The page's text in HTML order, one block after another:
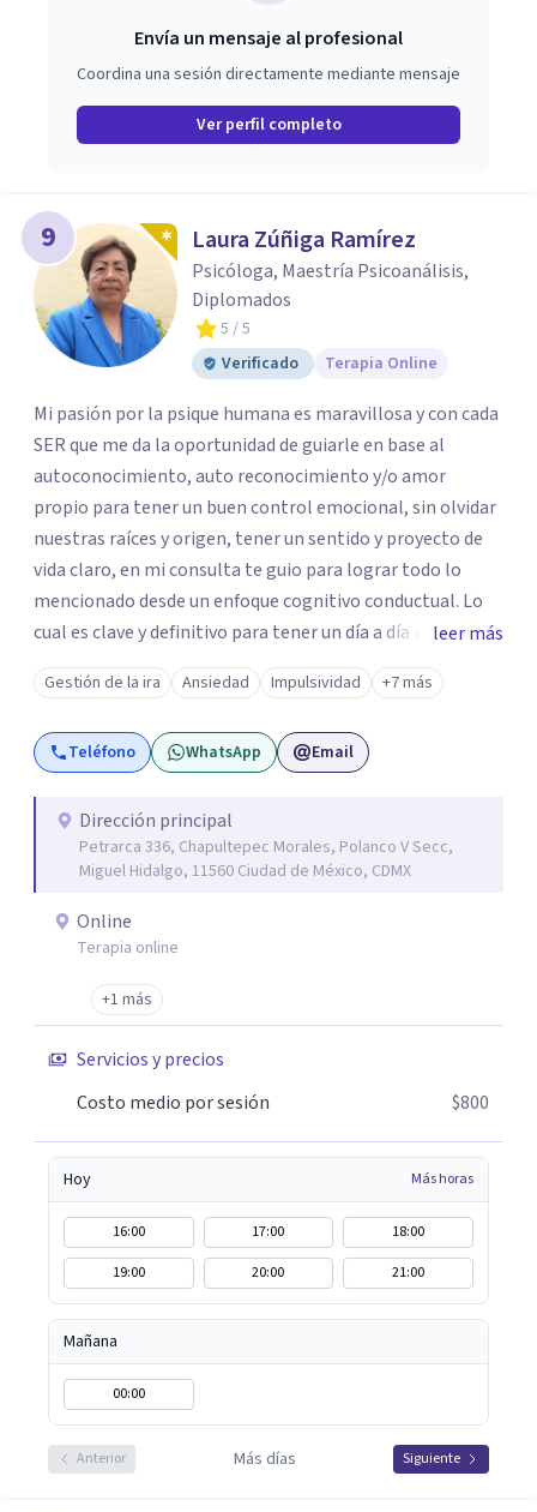
Envía un mensaje al profesional
Coordina una sesión directamente mediante mensaje
Ver perfil completo
9 Laura Zúñiga Ramírez
Psicóloga, Maestría Psicoanálisis,
Diplomados
5 / 5
Verificado
Terapia Online
Mi pasión por la psique humana es maravillosa y con cada
SER que me da la oportunidad de guiarle en base al
autoconocimiento, auto reconocimiento y/o amor
propio para tener un buen control emocional, sin olvidar
nuestras raíces y origen, tener un sentido y proyecto de
vida claro, en mi consulta te guio para lograr todo lo
mencionado desde un enfoque cognitivo conductual. Lo
cual es clave y definitivo para tener un día a día mucho
mas llevadero y productivo. Aún cuando también en base
a la problemática sugiero trabajar desde un enfoque
psicoanalítico.
leer más
Gestión de la ira Ansiedad Impulsividad +7 más
Teléfono WhatsApp Email
Dirección principal
Petrarca 336, Chapultepec Morales, Polanco V Secc,
Miguel Hidalgo, 11560 Ciudad de México, CDMX
Online
Terapia online
+1 más
Servicios y precios
Costo medio por sesión
$800
Hoy Más horas
16:00 17:00
18:00
19:00
20:00 21:00
Mañana
00:00
Anterior Más días Siguiente